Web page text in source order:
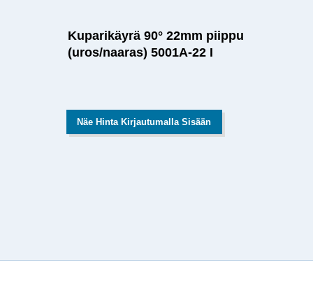
Kuparikäyrä 90° 22mm piippu
(uros/naaras) 5001A-22 I
Näe Hinta Kirjautumalla Sisään